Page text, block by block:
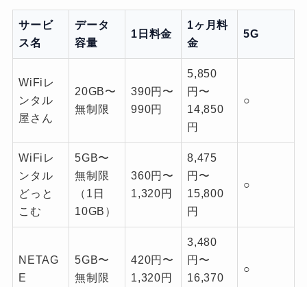
サービ
ス名
データ
容量
1日料金
1ヶ月料
金
5G
WiFiレ
ンタル
屋さん
20GB〜
無制限
390円〜
990円
5,850
円〜
14,850
円
○
WiFiレ
ンタル
どっと
こむ
5GB〜
無制限
（1日
10GB）
360円〜
1,320円
8,475
円〜
15,800
円
○
NETAG
E
5GB〜
無制限
420円〜
1,320円
3,480
円〜
16,370
○